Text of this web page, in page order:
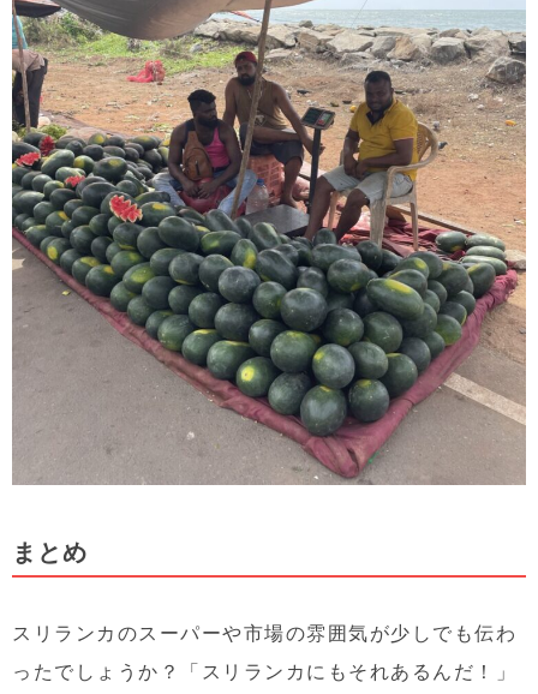
まとめ
スリランカのスーパーや市場の雰囲気が少しでも伝わ
ったでしょうか？「スリランカにもそれあるんだ！」